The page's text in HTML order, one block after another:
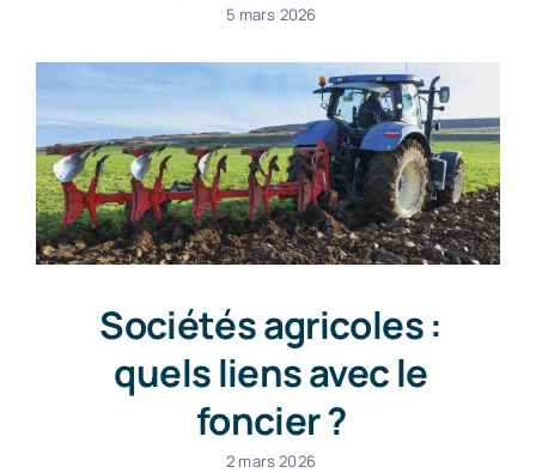
5 mars 2026
Sociétés agricoles :
quels liens avec le
foncier ?
2 mars 2026